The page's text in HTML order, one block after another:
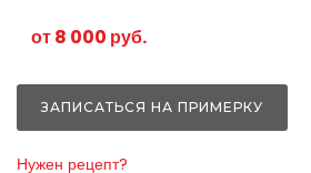
от 8 000 руб.
ЗАПИСАТЬСЯ НА ПРИМЕРКУ
Нужен рецепт?